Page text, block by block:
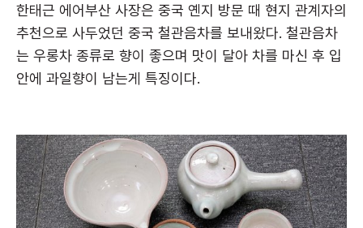
한태근 에어부산 사장은 중국 옌지 방문 때 현지 관계자의
추천으로 사두었던 중국 철관음차를 보내왔다. 철관음차
는 우롱차 종류로 향이 좋으며 맛이 달아 차를 마신 후 입
안에 과일향이 남는게 특징이다.